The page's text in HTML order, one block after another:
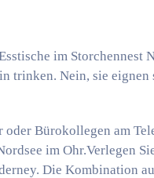
im Storchennest
trinken. Nein, sie
oder Bürokollegen am
im Ohr.Verlegen
Die Kombination